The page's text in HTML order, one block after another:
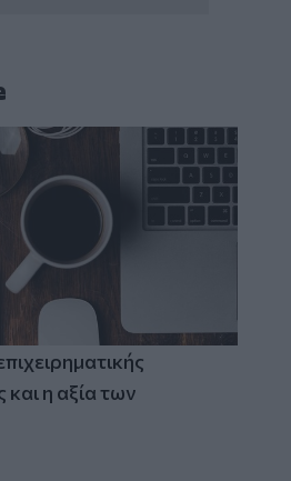
η αξία των